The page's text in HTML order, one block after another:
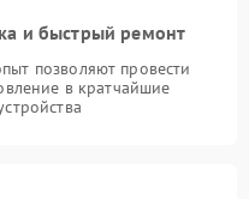
и быстрый ремонт
позволяют провести
в кратчайшие